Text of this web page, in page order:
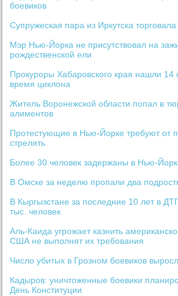
боевиков
Супружеская пара из Иркутска
Мэр Нью-Йорка не присутствовал на
рождественской ели
Прокуроры Хабаровского края нашли 14
время циклона
Житель Воронежской области попал в
алиментов
Протестующие в Нью-Йорке требуют от
стрелять
Более 30 человек задержаны в Нью-
В Омске за неделю пропали два
В Кыргызстане за последние 10 лет в
тыс. человек
Аль-Каида угрожает казнить
США не выполнят их требования
Число убитых в Грозном боевиков
Кадыров: уничтоженные боевики
День Конституции